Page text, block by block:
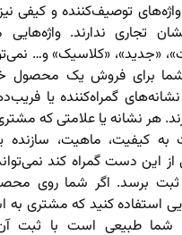
توصیف‌کننده و کیفی
تجاری ندارند. واژه‌هایی
«جدید»، «کلاسیک» و…
برای فروش یک محصول
گمراه‌کننده یا
هر نشانه یا علامتی که
به کیفیت، ماهیت، سازنده
از این دست گمراه کند
برسد. اگر شما روی
استفاده کنید که مشتری به
طبیعی است با ثبت